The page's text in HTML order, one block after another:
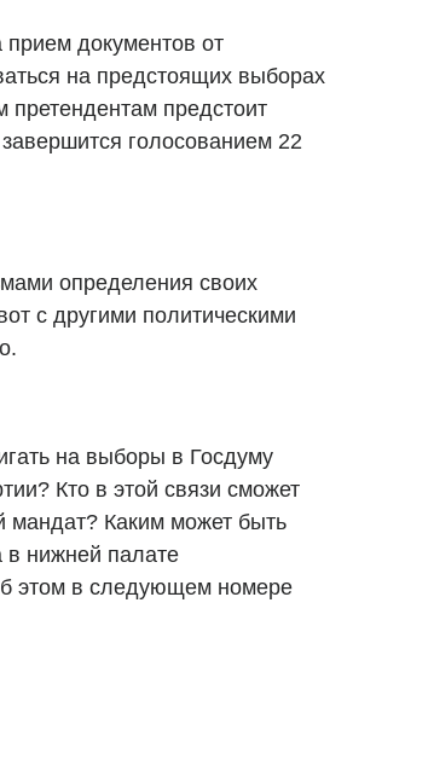
документов от
на предстоящих выборах
предстоит
голосованием 22
определения своих
с другими политическими
на выборы в Госдуму
Кто в этой связи сможет
мандат? Каким может быть
в нижней палате
этом в следующем номере